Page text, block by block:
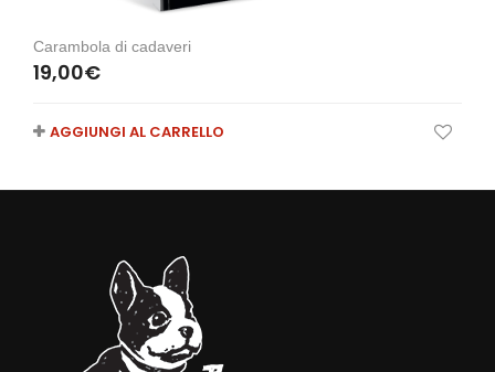
Carambola di cadaveri
19,00€
AGGIUNGI AL CARRELLO